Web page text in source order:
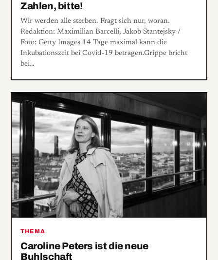
Zahlen, bitte!
Wir werden alle sterben. Fragt sich nur, woran.
Redaktion: Maximilian Barcelli, Jakob Stantejsky /
Foto: Getty Images 14 Tage maximal kann die
Inkubationszeit bei Covid-19 betragen.Grippe bricht
bei…
THEMA
Caroline Peters ist die neue
Buhlschaft